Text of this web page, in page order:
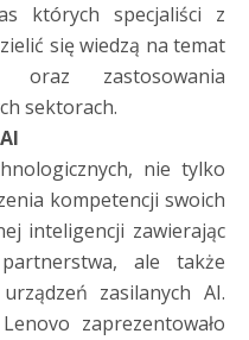
których specjaliści z
się wiedzą na temat
oraz zastosowania
sektorach.
nie tylko
kompetencji swoich
inteligencji zawierając
ale także
zasilanych AI.
zaprezentowało